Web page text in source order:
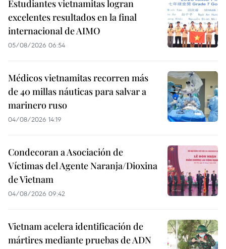
Estudiantes vietnamitas logran
excelentes resultados en la final
internacional de AIMO
05/08/2026 06:54
Médicos vietnamitas recorren más
de 40 millas náuticas para salvar a
marinero ruso
04/08/2026 14:19
Condecoran a Asociación de
Víctimas del Agente Naranja/Dioxina
de Vietnam
04/08/2026 09:42
Vietnam acelera identificación de
mártires mediante pruebas de ADN